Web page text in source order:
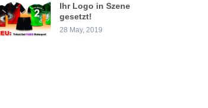
Ihr Logo in Szene
gesetzt!
28 May, 2019